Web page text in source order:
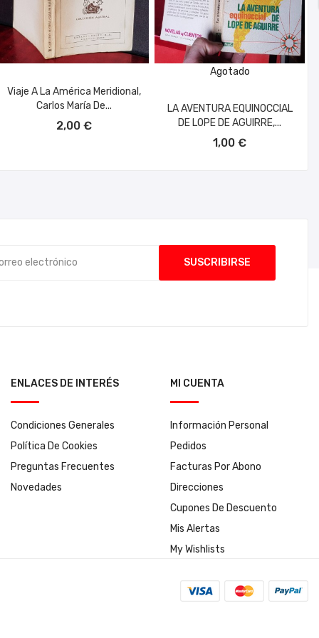
Viaje A La América Meridional,
Carlos María De...
2,00 €
Agotado
LA AVENTURA EQUINOCCIAL
DE LOPE DE AGUIRRE,...
1,00 €
ENLACES DE INTERÉS
Condiciones Generales
Política De Cookies
Preguntas Frecuentes
Novedades
MI CUENTA
Información Personal
Pedidos
Facturas Por Abono
Direcciones
Cupones De Descuento
Mis Alertas
My Wishlists